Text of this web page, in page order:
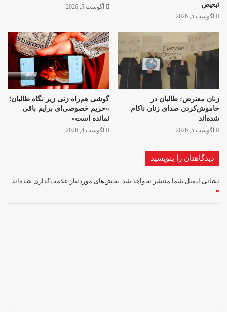
تبعیض
آگوست 5, 2026
آگوست 5, 2026
زنان معترض: طالبان در
خاموش‌کردن صدای زنان ناکام
شده‌اند
آگوست 5, 2026
گوشی هم‌راه زنی زیر نگاه طالبان؛
«حریم خصوصی‌ای برایم باقی
نمانده است»
آگوست 4, 2026
دیدگاهتان را بنویسید
نشانی ایمیل شما منتشر نخواهد شد. بخش‌های موردنیاز علامت‌گذاری شده‌اند
*